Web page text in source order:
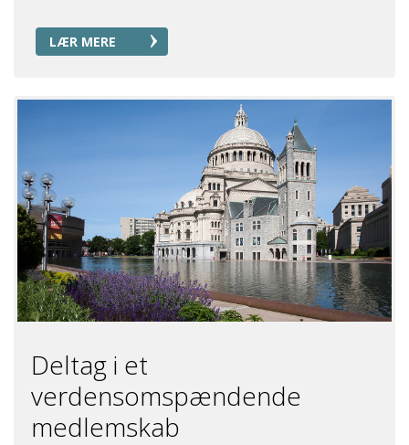
LÆR MERE
Deltag i et
verdensomspændende
medlemskab